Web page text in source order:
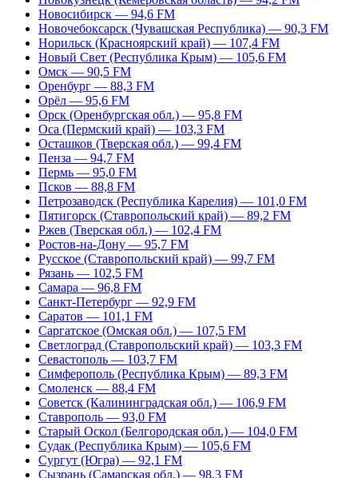
Новосибирск — 94,6 FM
Новочебоксарск (Чувашская Республика) — 90,3 FM
Норильск (Красноярский край) — 107,4 FM
Новый Свет (Республика Крым) — 105,6 FM
Омск — 90,5 FM
Оренбург — 88,3 FM
Орёл — 95,6 FM
Орск (Оренбургская обл.) — 95,8 FM
Оса (Пермский край) — 103,3 FM
Осташков (Тверская обл.) — 99,4 FM
Пенза — 94,7 FM
Пермь — 95,0 FM
Псков — 88,8 FM
Петрозаводск (Республика Карелия) — 101,0 FM
Пятигорск (Ставропольский край) — 89,2 FM
Ржев (Тверская обл.) — 102,4 FM
Ростов-на-Дону — 95,7 FM
Русское (Ставропольский край) — 99,7 FM
Рязань — 102,5 FM
Самара — 96,8 FM
Санкт-Петербург — 92,9 FM
Саратов — 101,1 FM
Саргатское (Омская обл.) — 107,5 FM
Светлоград (Ставропольский край) — 103,3 FM
Севастополь — 103,7 FM
Симферополь (Республика Крым) — 89,3 FM
Смоленск — 88,4 FM
Советск (Калининградская обл.) — 106,9 FM
Ставрополь — 93,0 FM
Старый Оскол (Белгородская обл.) — 104,0 FM
Судак (Республика Крым) — 105,6 FM
Сургут (Югра) — 92,1 FM
Сызрань (Самарская обл.) — 98,3 FM